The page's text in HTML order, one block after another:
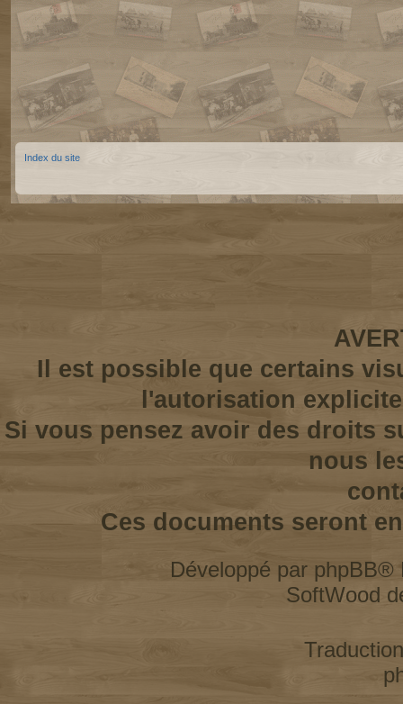
Index du site
Il est possible que certains
l'autorisation
Si vous pensez avoir des droits
nous
Ces documents seront
Développé par phpBB®
SoftWood